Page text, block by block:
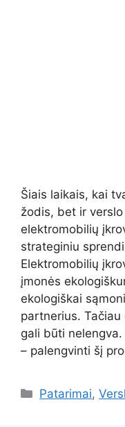
Šiais laikais, kai
žodis, bet ir
elektromobilių
strateginiu
Elektromobilių
įmonės
ekologiškai
partnerius.
gali būti
– palengvinti šį
Kategorijos
Patarimai,